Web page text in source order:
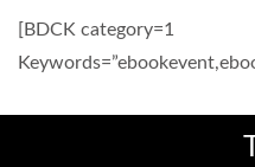
[BDCK category=1